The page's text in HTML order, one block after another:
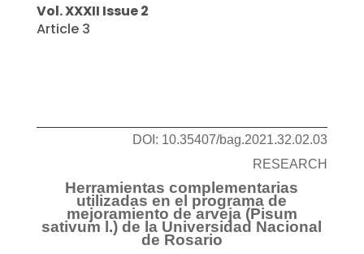
Vol. XXXII Issue 2
Article 3
DOI: 10.35407/bag.2021.32.02.03
RESEARCH
Herramientas complementarias
utilizadas en el programa de
mejoramiento de arveja (Pisum
sativum l.) de la Universidad Nacional
de Rosario